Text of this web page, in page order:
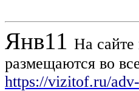
Янв11 На сайте
размещаются во
https://vizitof.ru/